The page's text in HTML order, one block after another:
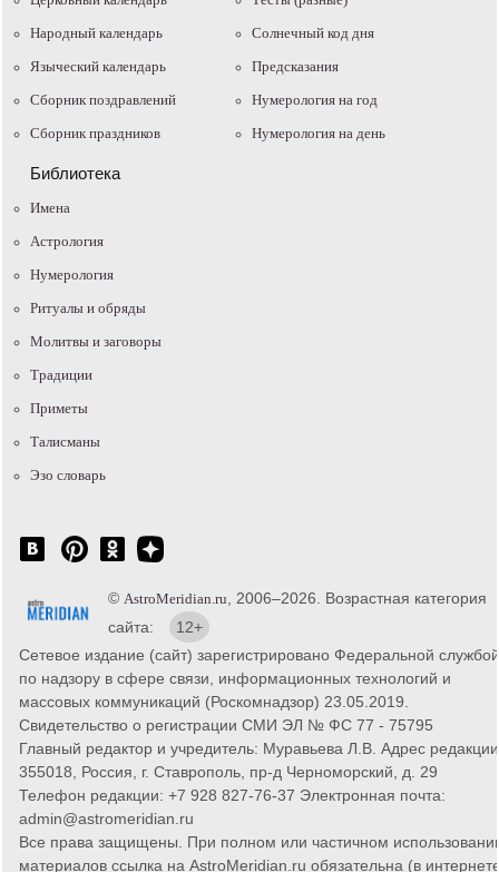
Народный календарь
Языческий календарь
Сборник поздравлений
Сборник праздников
Солнечный код дня
Предсказания
Нумерология на год
Нумерология на день
Библиотека
Имена
Астрология
Нумерология
Ритуалы и обряды
Молитвы и заговоры
Традиции
Приметы
Талисманы
Эзо словарь
© AstroMeridian.ru , 2006–2026. Возрастная категория
сайта:
12+
Сетевое издание (сайт) зарегистрировано Федеральной службой
по надзору в сфере связи, информационных технологий и
массовых коммуникаций (Роскомнадзор) 23.05.2019.
Свидетельство о регистрации СМИ ЭЛ № ФС 77 - 75795
Главный редактор и учредитель: Муравьева Л.В. Адрес
355018, Россия, г. Ставрополь, пр-д Черноморский, д. 29
Телефон редакции: +7 928 827-76-37 Электронная почта:
admin@astromeridian.ru
Все права защищены. При полном или частичном
материалов ссылка на AstroMeridian.ru обязательна (в